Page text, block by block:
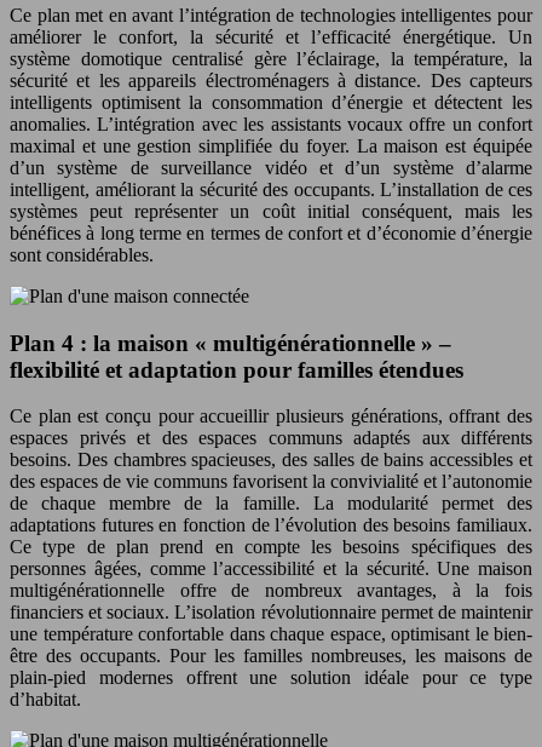
Ce plan met en avant l’intégration de technologies intelligentes pour
améliorer le confort, la sécurité et l’efficacité énergétique. Un
système domotique centralisé gère l’éclairage, la température, la
sécurité et les appareils électroménagers à distance. Des capteurs
intelligents optimisent la consommation d’énergie et détectent les
anomalies. L’intégration avec les assistants vocaux offre un confort
maximal et une gestion simplifiée du foyer. La maison est équipée
d’un système de surveillance vidéo et d’un système d’alarme
intelligent, améliorant la sécurité des occupants. L’installation de ces
systèmes peut représenter un coût initial conséquent, mais les
bénéfices à long terme en termes de confort et d’économie d’énergie
sont considérables.
Plan 4 : la maison « multigénérationnelle » –
flexibilité et adaptation pour familles étendues
Ce plan est conçu pour accueillir plusieurs générations, offrant des
espaces privés et des espaces communs adaptés aux différents
besoins. Des chambres spacieuses, des salles de bains accessibles et
des espaces de vie communs favorisent la convivialité et l’autonomie
de chaque membre de la famille. La modularité permet des
adaptations futures en fonction de l’évolution des besoins familiaux.
Ce type de plan prend en compte les besoins spécifiques des
personnes âgées, comme l’accessibilité et la sécurité. Une maison
multigénérationnelle offre de nombreux avantages, à la fois
financiers et sociaux. L’isolation révolutionnaire permet de maintenir
une température confortable dans chaque espace, optimisant le bien-
être des occupants. Pour les familles nombreuses, les maisons de
plain-pied modernes offrent une solution idéale pour ce type
d’habitat.